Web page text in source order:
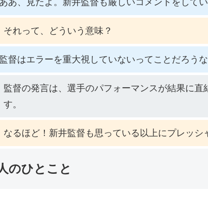
それって、どういう意味？
監督はエラーを重大視していないってことだろう
監督の発言は、選手のパフォーマンスが結果に
す。
なるほど！新井監督も思っている以上にプレッシ
のひとこと